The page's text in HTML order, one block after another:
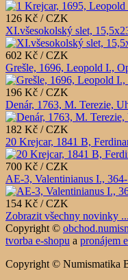
126 Kč / CZK
XI.všesokolský slet,
602 Kč / CZK
Grešle, 1696, Leopold I.,
196 Kč / CZK
Denár, 1763, M. Terezie,
182 Kč / CZK
20 Krejcar, 1841 B,
700 Kč / CZK
AE-3, Valentinianus I.,
154 Kč / CZK
Zobrazit všechny novinky ...
Copyright ©
tvorba e-shopu a pronájem
Copyright © Numismatika